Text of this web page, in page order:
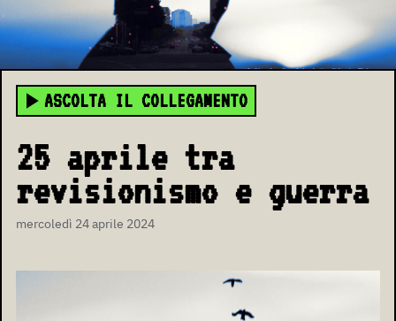
ASCOLTA IL COLLEGAMENTO
25 aprile tra
revisionismo e guerra
mercoledì 24 aprile 2024